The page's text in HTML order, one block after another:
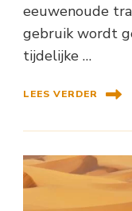
eeuwenoude
gebruik wordt
tijdelijke …
LEES VERDER